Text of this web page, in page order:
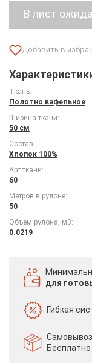
Ткань:
Полотно вафельное
Ширина ткани:
50 см
Состав:
Хлопок 100%
Арт ткани:
60
Метров в рулоне:
50
Объем рулона, м3:
0.0219
для
Гибкая